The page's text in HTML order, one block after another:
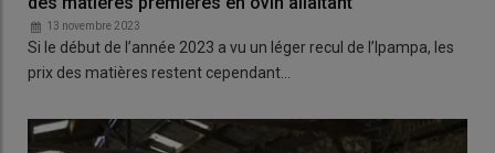
13 novembre 2023
Si le début de l’année 2023 a vu un léger recul de l’Ipampa, les
prix des matières restent cependant…